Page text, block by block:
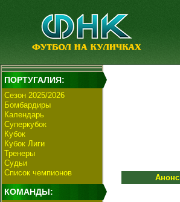
ПОРТУГАЛИЯ:
Сезон 2025/2026
Бомбардиры
Календарь
Суперкубок
Кубок
Кубок Лиги
Тренеры
Судьи
Список чемпионов
КОМАНДЫ:
Анонс